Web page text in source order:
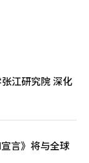
打动，深感女性
。该项目为年轻
验与社会观察得
仅有助于女性电影
、包容性方向发
重塑韩国电影的创
貌与社会现实。
文化生产中的核
度拓展，同时让
江研究院 深化
言》将与全球